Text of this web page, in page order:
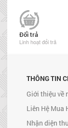
Đổi trả
Linh hoạt đổi trả
THÔNG TIN
Giới thiệu về
Liên Hệ Mua
Nhận diện